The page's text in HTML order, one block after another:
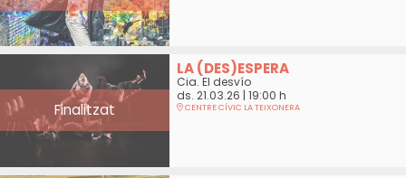
Finalitzat
LA (DES)ESPERA
Cia. El desvío
ds. 21.03.26 | 19:00 h
CENTRE CÍVIC LA TEIXONERA